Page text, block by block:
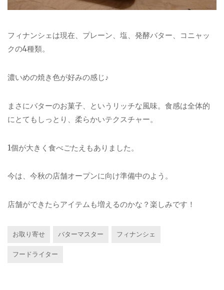
フィナンシェは現在、プレーン、塩、発酵バター、コニャッ
クの4種類。
濃いめの焼き色が好みの感じ♪
まさにバターのお菓子、というリッチな風味。食感は全体的
にとてもしっとり、柔らかいテクスチャー。
1個が大きく食べごたえもありました。
今は、今秋の店舗オープンに向け準備中のよう。
店舗ができたらアイテムも増えるのかな？楽しみです！
お取り寄せ バターマスター フィナンシェ
フードライター